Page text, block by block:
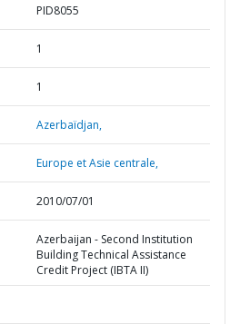
PID8055
1
1
Azerbaïdjan,
Europe et Asie centrale,
2010/07/01
Azerbaijan - Second Institution
Building Technical Assistance
Credit Project (IBTA II)